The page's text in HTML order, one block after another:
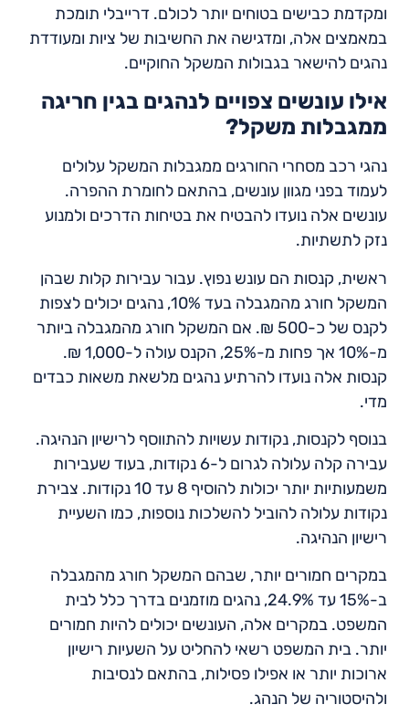
ומקדמת כבישים בטוחים יותר לכולם. דרייבלי תומכת
במאמצים אלה, ומדגישה את החשיבות של ציות ומעודדת
נהגים להישאר בגבולות המשקל החוקיים.
אילו עונשים צפויים לנהגים בגין חריגה
ממגבלות משקל?
נהגי רכב מסחרי החורגים ממגבלות המשקל עלולים
לעמוד בפני מגוון עונשים, בהתאם לחומרת ההפרה.
עונשים אלה נועדו להבטיח את בטיחות הדרכים ולמנוע
נזק לתשתיות.
ראשית, קנסות הם עונש נפוץ. עבור עבירות קלות שבהן
המשקל חורג מהמגבלה בעד 10%, נהגים יכולים לצפות
לקנס של כ-500 ₪. אם המשקל חורג מהמגבלה ביותר
מ-10% אך פחות מ-25%, הקנס עולה ל-1,000 ₪.
קנסות אלה נועדו להרתיע נהגים מלשאת משאות כבדים
מדי.
בנוסף לקנסות, נקודות עשויות להתווסף לרישיון הנהיגה.
עבירה קלה עלולה לגרום ל-6 נקודות, בעוד שעבירות
משמעותיות יותר יכולות להוסיף 8 עד 10 נקודות. צבירת
נקודות עלולה להוביל להשלכות נוספות, כמו השעיית
רישיון הנהיגה.
במקרים חמורים יותר, שבהם המשקל חורג מהמגבלה
ב-15% עד 24.9%, נהגים מוזמנים בדרך כלל לבית
המשפט. במקרים אלה, העונשים יכולים להיות חמורים
יותר. בית המשפט רשאי להחליט על השעיות רישיון
ארוכות יותר או אפילו פסילות, בהתאם לנסיבות
ולהיסטוריה של הנהג.